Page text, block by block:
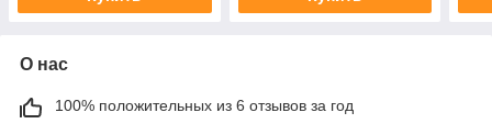
О нас
100% положительных из 6 отзывов за год